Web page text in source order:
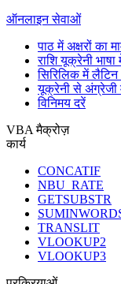
ऑनलाइन सेवाओं
पाठ में अक्षरों का
राशि यूक्रेनी
सिरिलिक में
यूक्रेनी से अंग्रेजी
विनिमय दरें
VBA मैक्रोज़
कार्य
CONCATIF
NBU_RATE
GETSUBSTR
TRANSLIT
VLOOKUP2
VLOOKUP3